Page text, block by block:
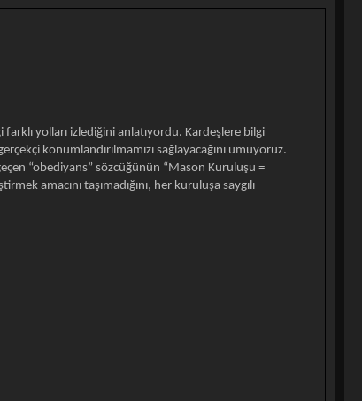
yolları izlediğini anlatıyordu. Kardeşlere bilgi
konumlandırılmamızı sağlayacağını umuyoruz.
“obediyans” sözcüğünün “Mason Kuruluşu =
amacını taşımadığını, her kuruluşa saygılı